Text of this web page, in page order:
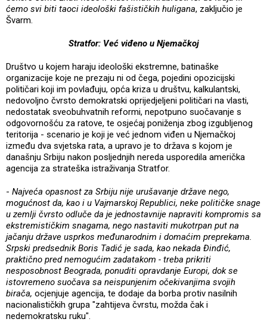
ćemo svi biti taoci ideološki fašističkih huligana, zaključio je
Švarm.
Stratfor: Već viđeno u Njemačkoj
Društvo u kojem haraju ideološki ekstremne, batinaške
organizacije koje ne prezaju ni od čega, pojedini opozicijski
političari koji im povlađuju, opća kriza u društvu, kalkulantski,
nedovoljno čvrsto demokratski oprijedjeljeni političari na vlasti,
nedostatak sveobuhvatnih reformi, nepotpuno suočavanje s
odgovornošću za ratove, te osjećaj poniženja zbog izgubljenog
teritorija - scenario je koji je već jednom viđen u Njemačkoj
između dva svjetska rata, a upravo je to država s kojom je
današnju Srbiju nakon posljednjih nereda usporedila američka
agencija za strateška istraživanja Stratfor.
- Najveća opasnost za Srbiju nije urušavanje države nego,
mogućnost da, kao i u Vajmarskoj Republici, neke političke snage
u zemlji čvrsto odluče da je jednostavnije napraviti kompromis sa
ekstremističkim snagama, nego nastaviti mukotrpan put na
jačanju države usprkos međunarodnim i domaćim preprekama.
Srpski predsednik Boris Tadić je sada, kao nekada Đinđić,
praktično pred nemogućim zadatakom - treba prikriti
nesposobnost Beograda, ponuditi opravdanje Europi, dok se
istovremeno suočava sa neispunjenim očekivanjima svojih
birača, ocjenjuje agencija, te dodaje da borba protiv nasilnih
nacionalističkih grupa "zahtijeva čvrstu, možda čak i
nedemokratsku ruku".